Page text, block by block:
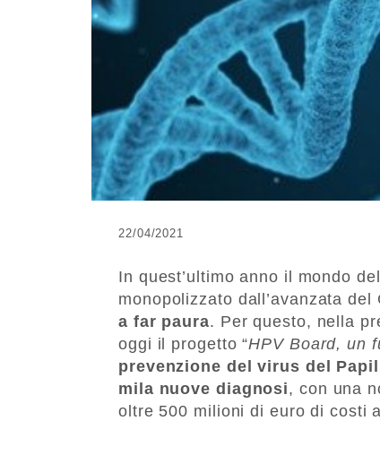
22/04/2021
In quest’ultimo anno il mondo
monopolizzato dall’avanzata
a far paura. Per questo, nella
oggi il progetto “HPV Board, un
prevenzione del virus del
mila nuove diagnosi, con una
oltre 500 milioni di euro di costi